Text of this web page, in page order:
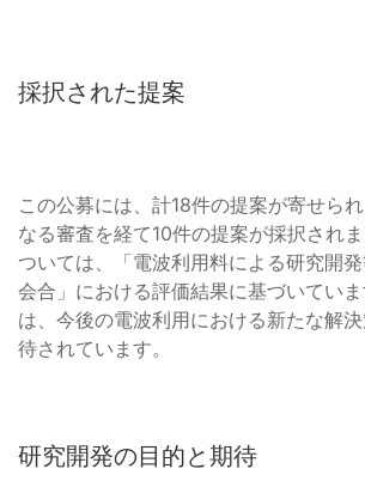
採択された提案
この公募には、計18件の提案が寄せら
なる審査を経て10件の提案が採択され
ついては、「電波利用料による研究開
会合」における評価結果に基づいてい
は、今後の電波利用における新たな解
待されています。
研究開発の目的と期待